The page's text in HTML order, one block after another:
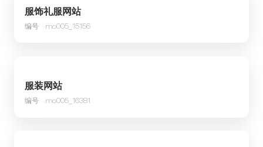
服饰礼服网站
编号 mo005_15156
服装网站
编号 mo005_16381